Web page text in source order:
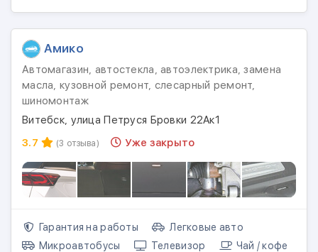
Амико
Автомагазин, автостекла, автоэлектрика, замена
масла, кузовной ремонт, слесарный ремонт,
шиномонтаж
Витебск, улица Петруся Бровки 22Aк1
3.7
(3 отзыва) Уже закрыто
Гарантия на работы
Легковые авто
Микроавтобусы
Телевизор
Чай / кофе